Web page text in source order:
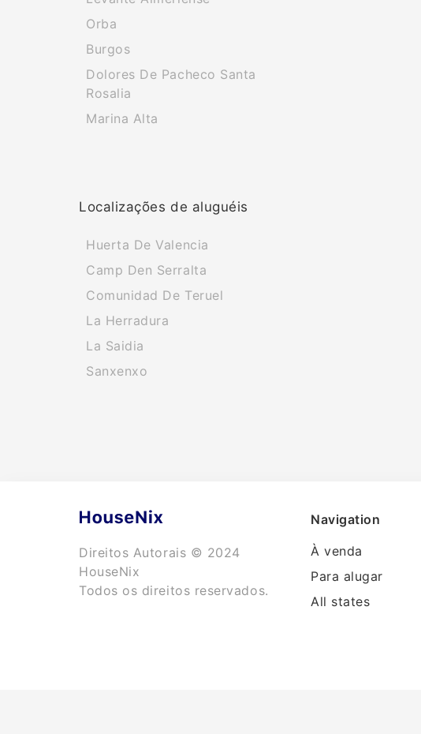
Orba
Burgos
Dolores De Pacheco Santa
Rosalia
Marina Alta
Localizações de aluguéis
Huerta De Valencia
Camp Den Serralta
Comunidad De Teruel
La Herradura
La Saidia
Sanxenxo
Direitos Autorais © 2024
HouseNix
Todos os direitos reservados.
Navigation
À venda
Para alugar
All states